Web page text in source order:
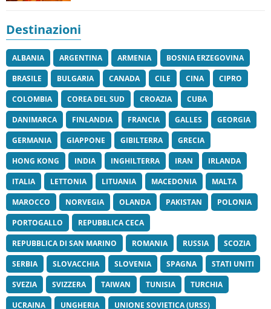
Destinazioni
ALBANIA ARGENTINA ARMENIA
BOSNIA ERZEGOVINA
BRASILE
BULGARIA CANADA CILE CINA
CIPRO
COLOMBIA
COREA DEL SUD CROAZIA
CUBA
DANIMARCA
FINLANDIA FRANCIA GALLES
GEORGIA
GERMANIA
GIAPPONE GIBILTERRA
GRECIA
HONG KONG
INDIA INGHILTERRA IRAN
IRLANDA
ITALIA
LETTONIA LITUANIA MACEDONIA
MALTA
MAROCCO
NORVEGIA OLANDA PAKISTAN
POLONIA
PORTOGALLO
REPUBBLICA CECA
REPUBBLICA DI SAN MARINO
ROMANIA RUSSIA
SCOZIA
SERBIA
SLOVACCHIA SLOVENIA SPAGNA
STATI UNITI
SVEZIA
SVIZZERA TAIWAN TUNISIA
TURCHIA
UCRAINA
UNGHERIA UNIONE SOVIETICA (URSS)